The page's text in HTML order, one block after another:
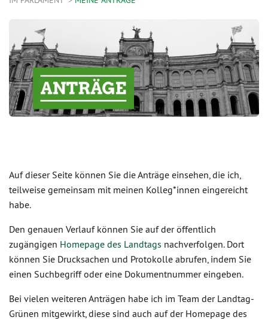
Auf dieser Seite können Sie die Anträge einsehen, die ich,
teilweise gemeinsam mit meinen Kolleg*innen eingereicht
habe.
Den genauen Verlauf können Sie auf der öffentlich
zugängigen Homepage des Landtags nachverfolgen. Dort
können Sie Drucksachen und Protokolle abrufen, indem Sie
einen Suchbegriff oder eine Dokumentnummer eingeben.
Bei vielen weiteren Anträgen habe ich im Team der Landtag-
Grünen mitgewirkt, diese sind auch auf der Homepage des